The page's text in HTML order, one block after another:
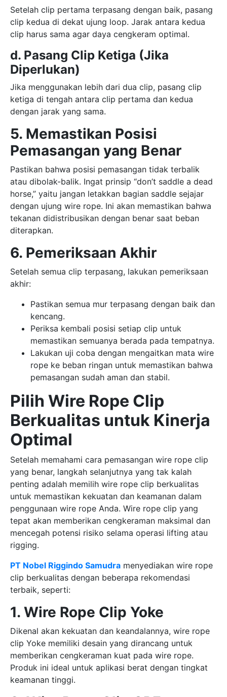
Setelah clip pertama terpasang dengan baik, pasang
clip kedua di dekat ujung loop. Jarak antara kedua
clip harus sama agar daya cengkeram optimal.
d. Pasang Clip Ketiga (Jika
Diperlukan)
Jika menggunakan lebih dari dua clip, pasang clip
ketiga di tengah antara clip pertama dan kedua
dengan jarak yang sama.
5. Memastikan Posisi
Pemasangan yang Benar
Pastikan bahwa posisi pemasangan tidak terbalik
atau dibolak-balik. Ingat prinsip “don’t saddle a dead
horse,” yaitu jangan letakkan bagian saddle sejajar
dengan ujung wire rope. Ini akan memastikan bahwa
tekanan didistribusikan dengan benar saat beban
diterapkan.
6. Pemeriksaan Akhir
Setelah semua clip terpasang, lakukan pemeriksaan
akhir:
Pastikan semua mur terpasang dengan baik dan
kencang.
Periksa kembali posisi setiap clip untuk
memastikan semuanya berada pada tempatnya.
Lakukan uji coba dengan mengaitkan mata wire
rope ke beban ringan untuk memastikan bahwa
pemasangan sudah aman dan stabil.
Pilih Wire Rope Clip
Berkualitas untuk Kinerja
Optimal
Setelah memahami cara pemasangan wire rope clip
yang benar, langkah selanjutnya yang tak kalah
penting adalah memilih wire rope clip berkualitas
untuk memastikan kekuatan dan keamanan dalam
penggunaan wire rope Anda. Wire rope clip yang
tepat akan memberikan cengkeraman maksimal dan
mencegah potensi risiko selama operasi lifting atau
rigging.
PT Nobel Riggindo Samudra menyediakan wire rope
clip berkualitas dengan beberapa rekomendasi
terbaik, seperti:
1. Wire Rope Clip Yoke
Dikenal akan kekuatan dan keandalannya, wire rope
clip Yoke memiliki desain yang dirancang untuk
memberikan cengkeraman kuat pada wire rope.
Produk ini ideal untuk aplikasi berat dengan tingkat
keamanan tinggi.